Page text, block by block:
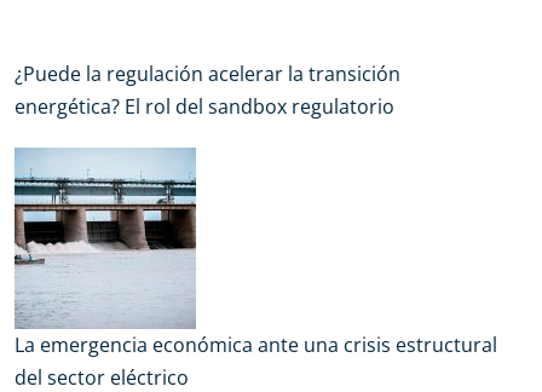
¿Puede la regulación acelerar la transición
energética? El rol del sandbox regulatorio
La emergencia económica ante una crisis estructural
del sector eléctrico